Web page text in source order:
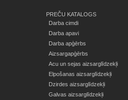
PREČU KATALOGS
Darba cimdi
Darba apavi
Darba apģērbs
Aizsargapģērbs
Acu un sejas aizsarglīdzekļi
Elpošanas aizsarglīdzekļi
Dzirdes aizsarglīdzekļi
Galvas aizsarglīdzekļi